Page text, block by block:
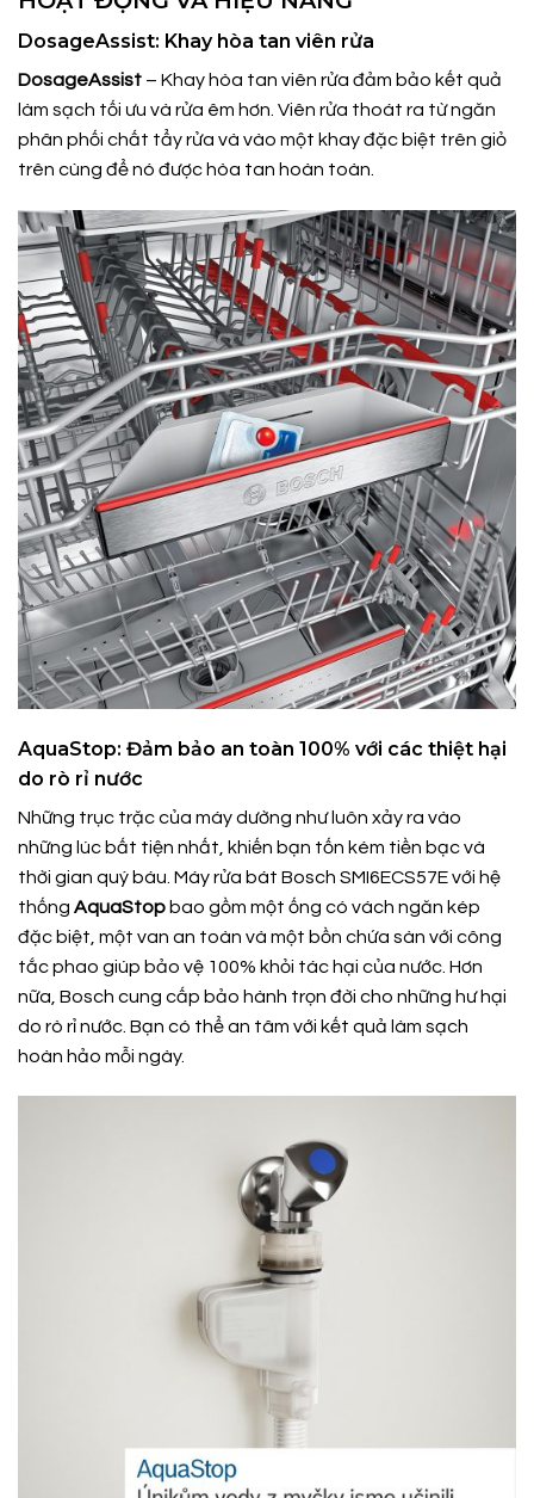
DosageAssist: Khay hòa tan viên rửa
DosageAssist – Khay hòa tan viên rửa đảm bảo kết quả
làm sạch tối ưu và rửa êm hơn. Viên rửa thoát ra từ ngăn
phân phối chất tẩy rửa và vào một khay đặc biệt trên giỏ
trên cùng để nó được hòa tan hoàn toàn.
AquaStop: Đảm bảo an toàn 100% với các thiệt hại
do rò rỉ nước
Những trục trặc của máy dường như luôn xảy ra vào
những lúc bất tiện nhất, khiến bạn tốn kém tiền bạc và
thời gian quý báu. Máy rửa bát Bosch SMI6ECS57E với hệ
thống AquaStopbao gồm một ống có vách ngăn kép
đặc biệt, một van an toàn và một bồn chứa sàn với công
tắc phao giúp bảo vệ 100% khỏi tác hại của nước. Hơn
nữa, Bosch cung cấp bảo hành trọn đời cho những hư hại
do rò rỉ nước. Bạn có thể an tâm với kết quả làm sạch
hoàn hảo mỗi ngày.